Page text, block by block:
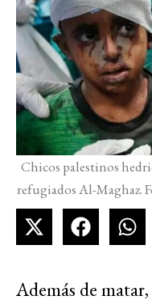
Chicos palestinos
refugiados Al-Maghaz.
Además de